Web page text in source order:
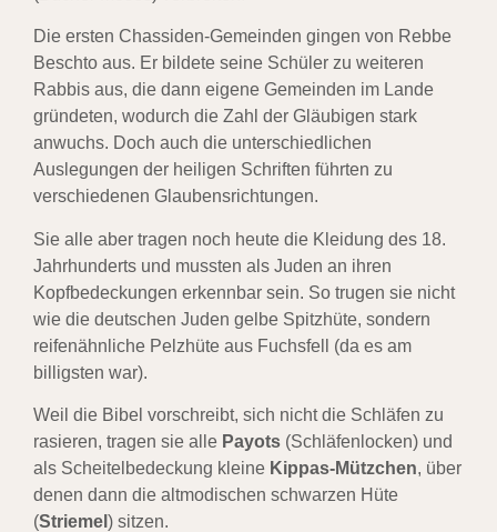
Die ersten Chassiden-Gemeinden gingen von Rebbe
Beschto aus. Er bildete seine Schüler zu weiteren
Rabbis aus, die dann eigene Gemeinden im Lande
gründeten, wodurch die Zahl der Gläubigen stark
anwuchs. Doch auch die unterschiedlichen
Auslegungen der heiligen Schriften führten zu
verschiedenen Glaubensrichtungen.
Sie alle aber tragen noch heute die Kleidung des 18.
Jahrhunderts und mussten als Juden an ihren
Kopfbedeckungen erkennbar sein. So trugen sie nicht
wie die deutschen Juden gelbe Spitzhüte, sondern
reifenähnliche Pelzhüte aus Fuchsfell (da es am
billigsten war).
Weil die Bibel vorschreibt, sich nicht die Schläfen zu
rasieren, tragen sie alle Payots (Schläfenlocken) und
als Scheitelbedeckung kleine Kippas-Mützchen, über
denen dann die altmodischen schwarzen Hüte
(Striemel ) sitzen.